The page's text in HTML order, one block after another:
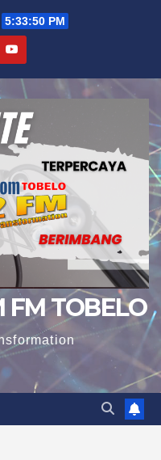
5:33:52 PM
FM TOBELO